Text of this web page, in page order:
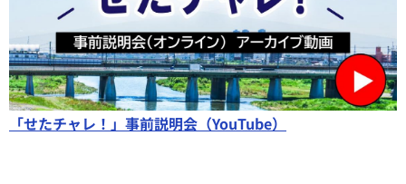
「せたチャレ！」事前説明会（YouTube）